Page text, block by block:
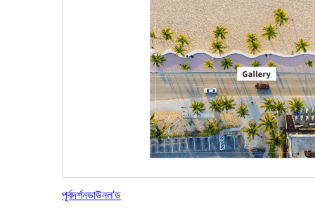
পূৰ্বদৰ্শনডাউনল’ড